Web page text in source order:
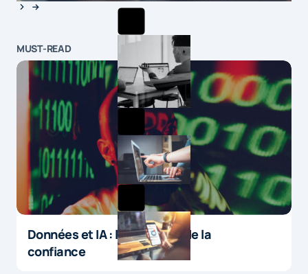
MUST-READ
Données et IA : le paradoxe de la
confiance